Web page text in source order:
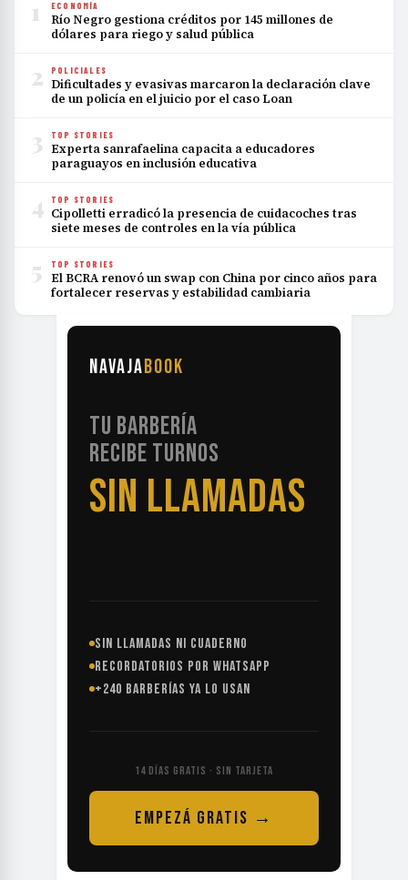
1 ECONOMÍA
Río Negro gestiona créditos por 145 millones de
dólares para riego y salud pública
2 POLICIALES
Dificultades y evasivas marcaron la declaración clave
de un policía en el juicio por el caso Loan
3 TOP STORIES
Experta sanrafaelina capacita a educadores
paraguayos en inclusión educativa
4 TOP STORIES
Cipolletti erradicó la presencia de cuidacoches tras
siete meses de controles en la vía pública
5 TOP STORIES
El BCRA renovó un swap con China por cinco años para
fortalecer reservas y estabilidad cambiaria
NAVAJABOOK
TU BARBERÍA
RECIBE TURNOS
SIN LLAMADAS
SIN LLAMADAS NI CUADERNO
RECORDATORIOS POR WHATSAPP
+240 BARBERÍAS YA LO USAN
14 DÍAS GRATIS · SIN TARJETA
EMPEZÁ GRATIS →